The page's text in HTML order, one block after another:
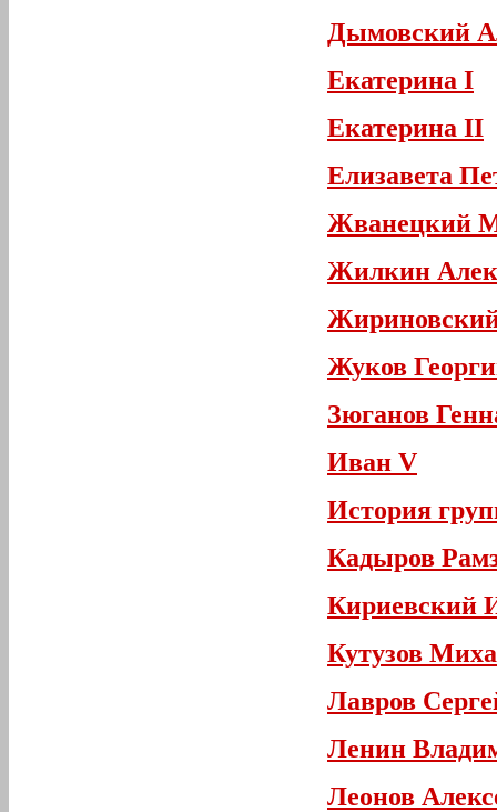
Дымовский
Екатерина I
Екатерина II
Елизавета
Жванецкий
Жилкин
Жуков
Зюганов
Иван V
История
Кадыров
Кириевский
Кутузов
Лавров
Ленин
Леонов